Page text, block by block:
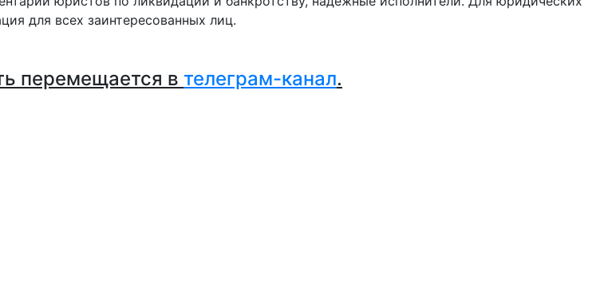
для всех заинтересованных лиц.
перемещается в телеграм-канал.